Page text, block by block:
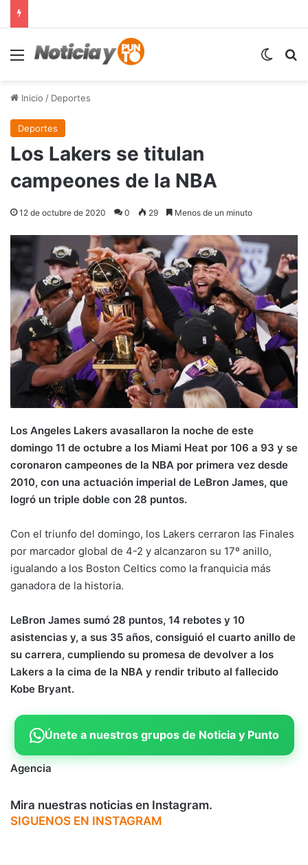
Menú
Inicio / Deportes
Deportes
Los Lakers se titulan
campeones de la NBA
12 de octubre de 2020 0 29 Menos de un minuto
Los Angeles Lakers avasallaron la noche de este
domingo 11 de octubre a los Miami Heat por 106 a 93 y se
coronaron campeones de la NBA por primera vez desde
2010, con una actuación imperial de LeBron James, que
logró un triple doble con 28 puntos.
Con el triunfo del domingo, los Lakers cerraron las Finales
por marcador global de 4-2 y alcanzaron su 17º anillo,
igualando a los Boston Celtics como la franquicia más
ganadora de la historia.
LeBron James sumó 28 puntos, 14 rebotes y 10
asistencias y, a sus 35 años, consiguió el cuarto anillo de
su carrera, cumpliendo su promesa de devolver a los
Lakers a la cima de la NBA y rendir tributo al fallecido
Kobe Bryant.
Únete a nuestros grupos de Noticia y Punto
Agencia
Mira nuestras noticias en Instagram.
SIGUENOS EN INSTAGRAM